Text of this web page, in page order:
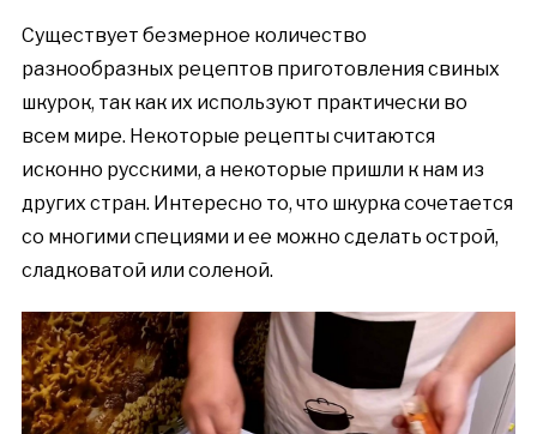
Существует безмерное количество
разнообразных рецептов приготовления свиных
шкурок, так как их используют практически во
всем мире. Некоторые рецепты считаются
исконно русскими, а некоторые пришли к нам из
других стран. Интересно то, что шкурка сочетается
со многими специями и ее можно сделать острой,
сладковатой или соленой.